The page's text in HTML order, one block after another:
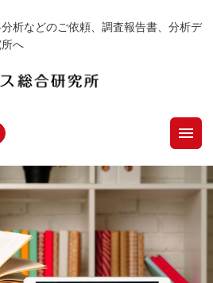
析などのご依頼、調査報告書、分析デ
へ
menu